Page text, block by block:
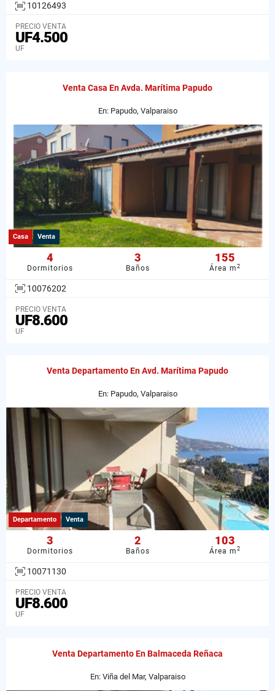
10126493
PRECIO VENTA
UF4.500
UF
Venta Casa En Avda. Marítima Papudo
En: Papudo, Valparaiso
Casa Venta
4
Dormitorios
3
Baños
155
Área m2
10076202
PRECIO VENTA
UF8.600
UF
Venta Departamento En Avd. Marítima Papudo
En: Papudo, Valparaiso
Departamento Venta
3
Dormitorios
2
Baños
103
Área m2
10071130
PRECIO VENTA
UF8.600
UF
Venta Departamento En Balmaceda Reñaca
En: Viña del Mar, Valparaiso